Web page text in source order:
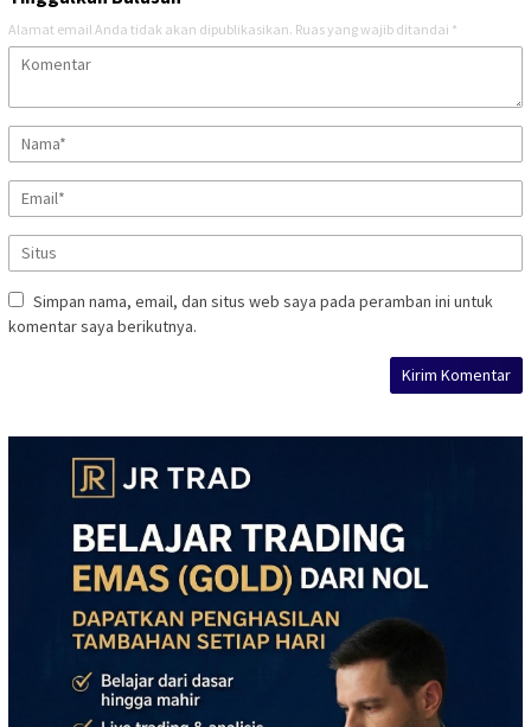
Alamat email Anda tidak akan dipublikasikan. Ruas yang wajib ditandai *
Simpan nama, email, dan situs web saya pada peramban ini untuk
komentar saya berikutnya.